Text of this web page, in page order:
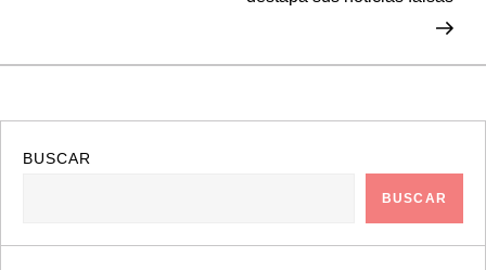
i
BUSCAR
BUSCAR